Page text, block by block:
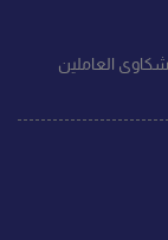
العاملين